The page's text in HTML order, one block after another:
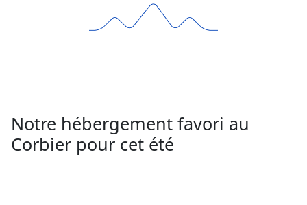
Notre hébergement favori au
Corbier pour cet été